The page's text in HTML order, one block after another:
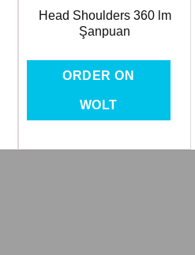
Head Shoulders 360 lm
Şanpuan
ORDER ON
WOLT